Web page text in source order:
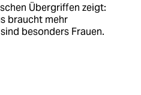
Übergriffen zeigt:
braucht mehr
besonders Frauen.